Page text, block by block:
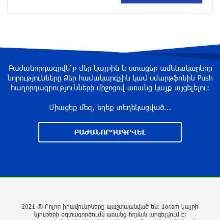
4 մեդալ՝ մաթեմատիկական միջազգային
ուսանողական օլիմպիադայում
7 ժամ առաջ
Պեղումներ և նոր բացահայտում Հին
8 ժամ առաջ
Մեքենաներից գողություններ և շորթում
Բաժանորդագրվե՛ք մեր կայքին և ստացեք ամենակարևոր
նորությունները Ձեր համակարգչին կամ սմարթֆոնին Push
հաղորդագրությունների միջոցով առանց կայք այցելելու։
Միացեք մեզ, եղեք տեղեկացված...
ԲԱԺԱՆՈՐԴԱԳՐՎԵԼ
2021 © Բոլոր իրավունքները պաշտպանված են: 1or.am կայքի
նյութերի օգտագործումն առանց հղման արգելվում է: